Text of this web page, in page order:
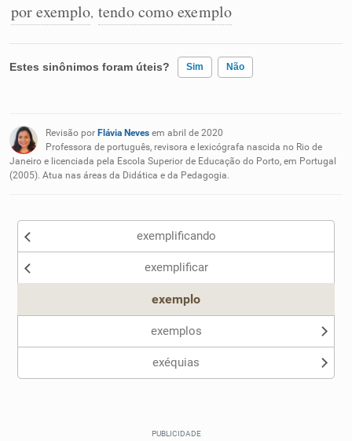
por exemplo, tendo como exemplo
Estes sinônimos foram úteis? Sim Não
Nenhum dos sinônimos apresentados me ajudou
Outro
Revisão por Flávia Neves em abril de 2020
Professora de português, revisora e lexicógrafa nascida no Rio de
Janeiro e licenciada pela Escola Superior de Educação do Porto, em Portugal
(2005). Atua nas áreas da Didática e da Pedagogia.
exemplificando
exemplificar
exemplo
exemplos
exéquias